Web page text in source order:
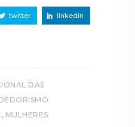
twitter linkedin
DAS
, MULHERES